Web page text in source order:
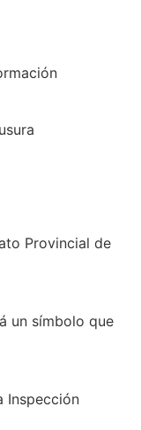
Provincial de
un símbolo que
Inspección